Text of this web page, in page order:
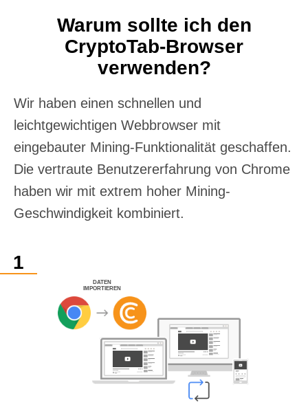
Warum sollte ich den
CryptoTab-Browser
verwenden?
Wir haben einen schnellen und
leichtgewichtigen Webbrowser mit
eingebauter Mining-Funktionalität geschaffen.
Die vertraute Benutzererfahrung von Chrome
haben wir mit extrem hoher Mining-
Geschwindigkeit kombiniert.
DATEN
IMPORTIEREN